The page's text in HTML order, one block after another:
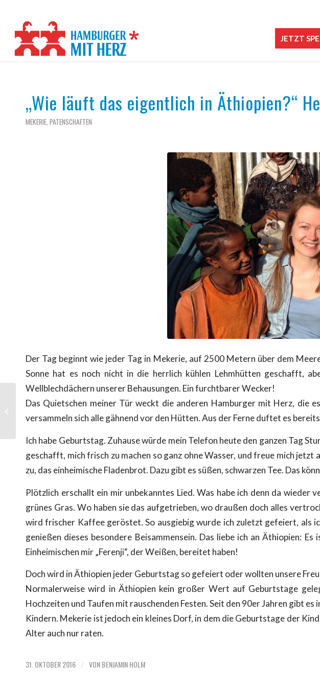
JETZT
„Wie läuft das eigentlich in Äthiopien?“
MEKERIE, PATENSCHAFTEN
Der Tag beginnt wie jeder Tag in Mekerie, auf 2500 Metern über dem
Sonne hat es noch nicht in die herrlich kühlen Lehmhütten geschafft,
Wellblechdächern unserer Behausungen. Ein furchtbarer Wecker!
Das Quietschen meiner Tür weckt die anderen Hamburger mit Herz, die
versammeln sich alle gähnend vor den Hütten. Aus der Ferne duftet es
Ich habe Geburtstag. Zuhause würde mein Telefon heute den ganzen Tag
geschafft, mich frisch zu machen so ganz ohne Wasser, und freue mich
zu, das einheimische Fladenbrot. Dazu gibt es süßen, schwarzen Tee. Das
Plötzlich erschallt ein mir unbekanntes Lied. Was habe ich denn da wieder
grünes Gras. Wo haben sie das aufgetrieben, wo draußen doch alles
wird frischer Kaffee geröstet. So ausgiebig wurde ich zuletzt gefeiert, als
genießen dieses besondere Beisammensein. Das liebe ich an Äthiopien:
Einheimischen mir „Ferenji“, der Weißen, bereitet haben!
Doch wird in Äthiopien jeder Geburtstag so gefeiert oder wollten unsere
Normalerweise wird in Äthiopien kein großer Wert auf Geburtstage
Hochzeiten und Taufen mit rauschenden Festen. Seit den 90er Jahren gibt
Kindern. Mekerie ist jedoch ein kleines Dorf, in dem die Geburtstage der
Alter auch nur raten.
31. OKTOBER 2016 / VONBENJAMIN HOLM
Die Geschichte eines
äthiopischen Mädchens